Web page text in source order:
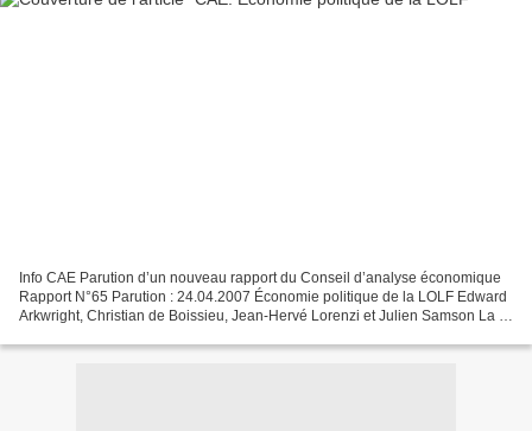
Info CAE Parution d’un nouveau rapport du Conseil d’analyse économique
Rapport N°65 Parution : 24.04.2007 Économie politique de la LOLF Edward
Arkwright, Christian de Boissieu, Jean-Hervé Lorenzi et Julien Samson La «